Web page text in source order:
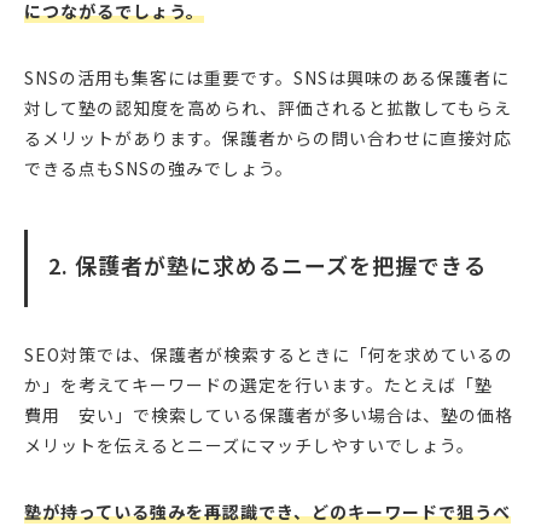
につながるでしょう。
SNSの活用も集客には重要です。SNSは興味のある保護者に
対して塾の認知度を高められ、評価されると拡散してもらえ
るメリットがあります。保護者からの問い合わせに直接対応
できる点もSNSの強みでしょう。
2. 保護者が塾に求めるニーズを把握できる
SEO対策では、保護者が検索するときに「何を求めているの
か」を考えてキーワードの選定を行います。たとえば「塾
費用 安い」で検索している保護者が多い場合は、塾の価格
メリットを伝えるとニーズにマッチしやすいでしょう。
塾が持っている強みを再認識でき、どのキーワードで狙うべ